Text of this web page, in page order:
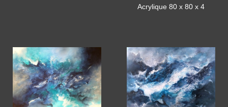
Acrylique 80 x 80 x 4